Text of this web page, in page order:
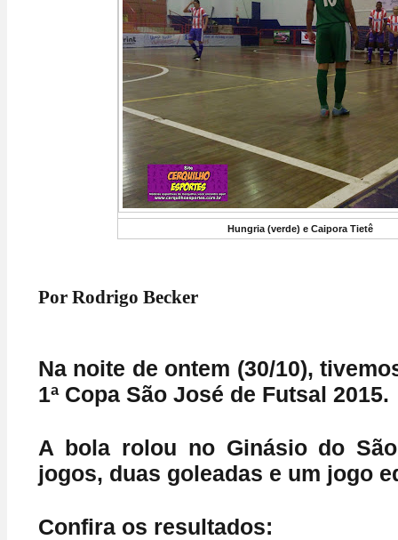
Hungria (verde) e Caipora Tietê
Por Rodrigo Becker
Na noite de ontem (30/10),
1ª Copa São José de Futsal 2015.
A bola rolou no Ginásio do
jogos, duas goleadas e um jogo
Confira os resultados: